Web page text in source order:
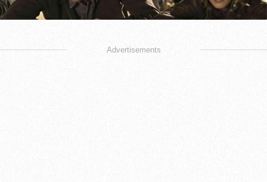
Advertisements